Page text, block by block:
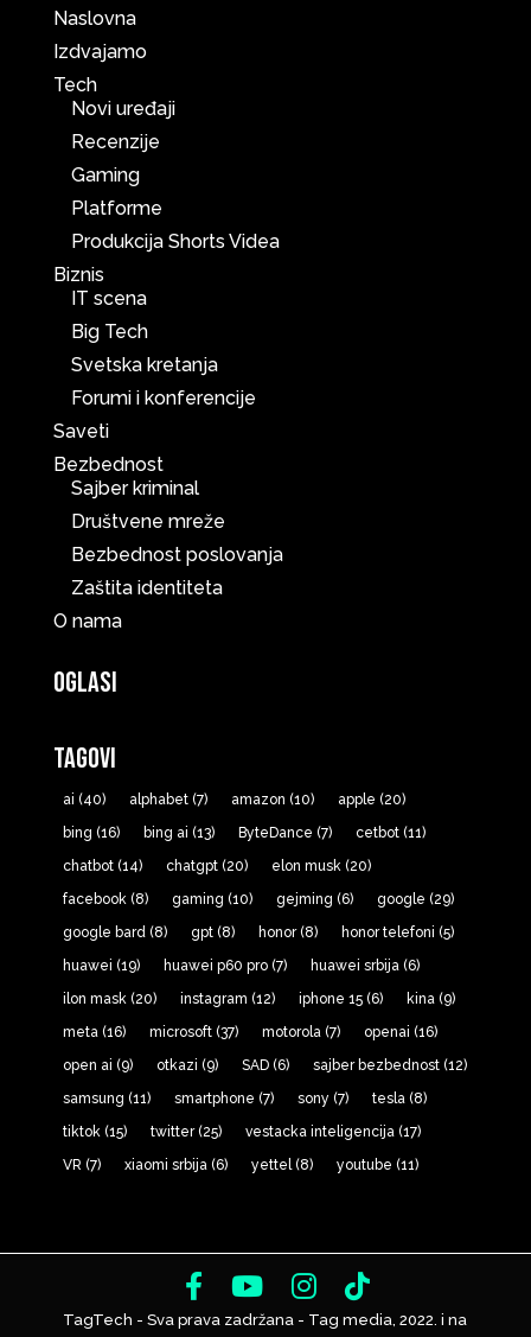
Naslovna
Izdvajamo
Tech
Novi uređaji
Recenzije
Gaming
Platforme
Produkcija Shorts Videa
Biznis
IT scena
Big Tech
Svetska kretanja
Forumi i konferencije
Saveti
Bezbednost
Sajber kriminal
Društvene mreže
Bezbednost poslovanja
Zaštita identiteta
O nama
Oglasi
Tagovi
ai (40) alphabet(7) amazon (10) apple (20)
bing (16) bing ai (13) ByteDance (7) cetbot(11)
chatbot(14) chatgpt(20) elon musk(20)
facebook(8) gaming (10) gejming (6) google (29)
google bard(8) gpt(8) honor(8) honor telefoni (5)
huawei (19) huawei p60 pro(7) huawei srbija(6)
ilon mask(20) instagram (12) iphone 15(6) kina(9)
meta(16) microsoft(37) motorola(7) openai (16)
open ai (9) otkazi (9) SAD(6) sajber bezbednost(12)
samsung (11) smartphone (7) sony (7) tesla(8)
tiktok(15) twitter(25) vestacka inteligencija(17)
VR (7) xiaomi srbija(6) yettel(8) youtube (11)
TagTech - Sva prava zadržana - Tag media, 2022. i na